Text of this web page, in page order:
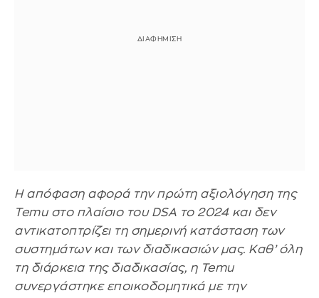
Η απόφαση αφορά την πρώτη αξιολόγηση της
Temu στο πλαίσιο του DSA το 2024 και δεν
αντικατοπτρίζει τη σημερινή κατάσταση των
συστημάτων και των διαδικασιών μας. Καθ’ όλη
τη διάρκεια της διαδικασίας, η Temu
συνεργάστηκε εποικοδομητικά με την